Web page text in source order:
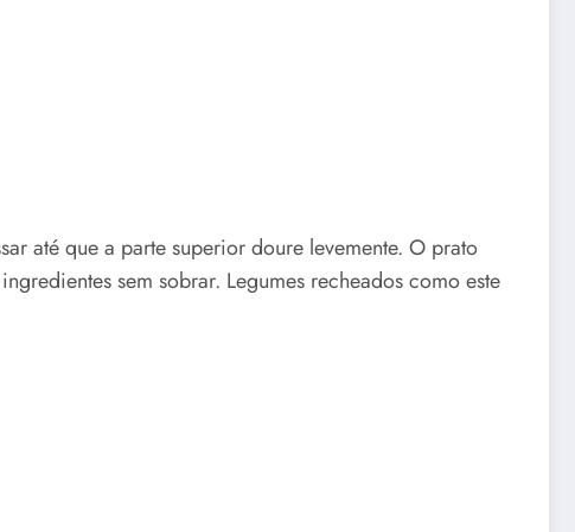
até que a parte superior doure levemente. O prato
sem sobrar. Legumes recheados como este